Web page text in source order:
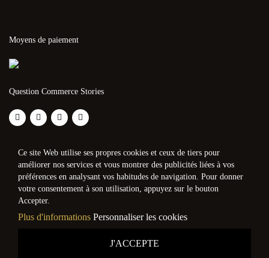
Moyens de paiement
Question Commerce Stories
Ce site Web utilise ses propres cookies et ceux de tiers pour
améliorer nos services et vous montrer des publicités liées à vos
préférences en analysant vos habitudes de navigation. Pour donner
votre consentement à son utilisation, appuyez sur le bouton
Accepter.
Plus d'informations Personnaliser les cookies
J'ACCEPTE